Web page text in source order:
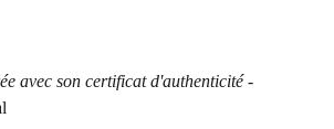
avec son certificat d'authenticité-